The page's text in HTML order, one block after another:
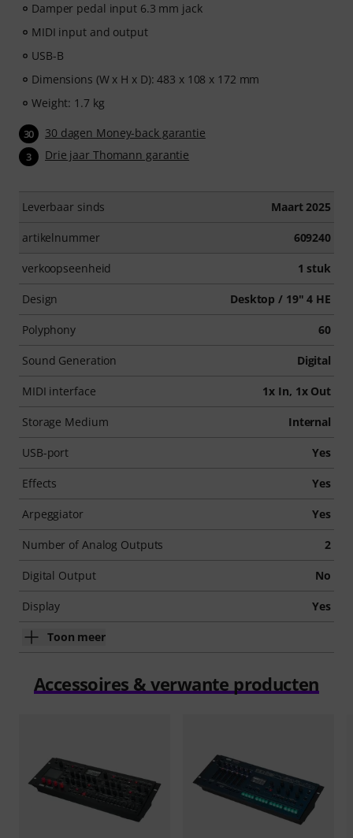
Damper pedal input 6.3 mm jack
MIDI input and output
USB-B
Dimensions (W x H x D): 483 x 108 x 172 mm
Weight: 1.7 kg
30 30 dagen Money-back garantie
3 Drie jaar Thomann garantie
Leverbaar sinds Maart 2025
artikelnummer 609240
verkoopseenheid 1 stuk
Design Desktop / 19" 4 HE
Polyphony 60
Sound Generation Digital
MIDI interface 1x In, 1x Out
Storage Medium Internal
USB-port Yes
Effects Yes
Arpeggiator Yes
Number of Analog Outputs 2
Digital Output No
Display Yes
Toon meer
Accessoires & verwante producten